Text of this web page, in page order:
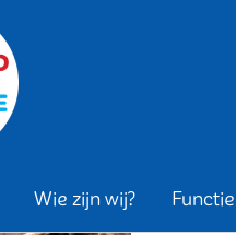
Wie zijn wij?